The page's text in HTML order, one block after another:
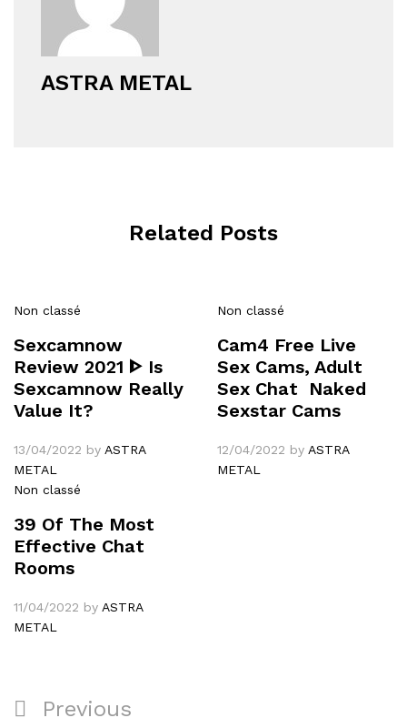
ASTRA METAL
Related Posts
Non classé
Sexcamnow
Review 2021 ᐈ Is
Sexcamnow Really
Value It?
13/04/2022 by ASTRA
METAL
Non classé
Cam4 Free Live
Sex Cams, Adult
Sex Chat ️ Naked
Sexstar Cams
12/04/2022 by ASTRA
METAL
Non classé
39 Of The Most
Effective Chat
Rooms
11/04/2022 by ASTRA
METAL
Navigation
Previous
Previous